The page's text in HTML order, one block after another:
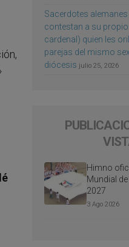
Sacerdotes alemanes
contestan a su
cardenal) quien les
parejas del mismo
diócesis julio 25, 2026
Himno
Mundial
2027
3 Ago 2026